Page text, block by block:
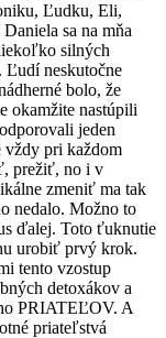
Ľudku, Eli,
sa na mňa
silných
Ľudí neskutočne
bolo, že
okamžite nastúpili
jeden
vždy pri každom
prežiť, no i v
zmeniť ma tak
nedalo. Možno to
ďalej. Toto ťuknutie
urobiť prvý krok.
tento vzostup
detoxákov a
PRIATEĽOV. A
priateľstvá